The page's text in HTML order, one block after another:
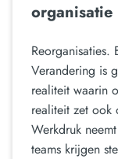
organisatie
Reorganisaties.
Verandering is
realiteit waarin
realiteit zet ook
Werkdruk
teams krijgen